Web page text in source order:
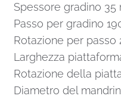
Spessore gradino 35
Passo per gradino
Rotazione per passo
Larghezza
Rotazione della
Diametro del